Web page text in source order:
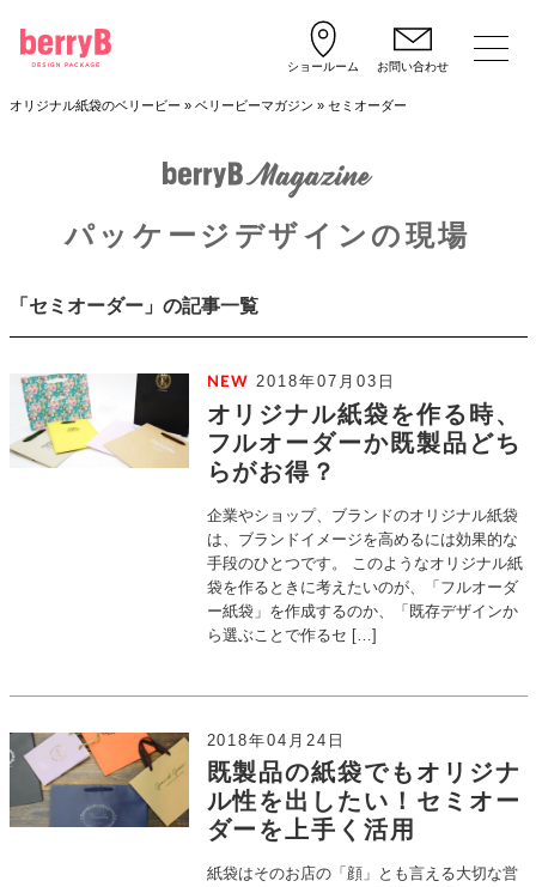
ショールーム お問い合わせ
オリジナル紙袋のベリービー » ベリービーマガジン » セミオーダー
パッケージデザインの現場
「セミオーダー」の記事一覧
オリジナル紙袋を作る時、
フルオーダーか既製品どち
らがお得？
2018年07月03日
企業やショップ、ブランドのオリジナル紙袋
は、ブランドイメージを高めるには効果的な
手段のひとつです。 このようなオリジナル紙
袋を作るときに考えたいのが、「フルオーダ
ー紙袋」を作成するのか、「既存デザインか
ら選ぶことで作るセ […]
既製品の紙袋でもオリジナ
ル性を出したい！セミオー
ダーを上手く活用
2018年04月24日
紙袋はそのお店の「顔」とも言える大切な営